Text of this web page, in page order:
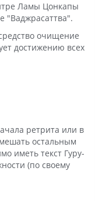
Ламы Цонкапы
"Ваджрасаттва".
очищение
достижению всех
ретрита или в
остальным
иметь текст Гуру-
(по своему